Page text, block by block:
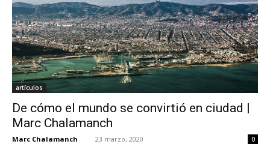
artículos
De cómo el mundo se convirtió en ciudad |
Marc Chalamanch
Marc Chalamanch - 23 marzo, 2020 0